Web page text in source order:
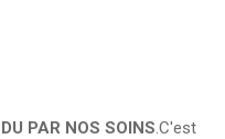
PAR NOS SOINS .C'est